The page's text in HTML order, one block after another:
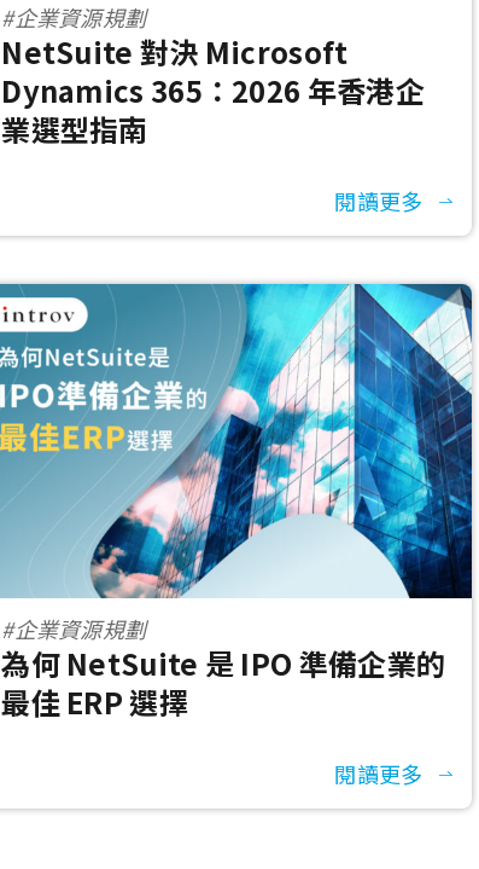
#企業資源規劃
NetSuite 對決 Microsoft
Dynamics 365：2026 年香港企
業選型指南
閱讀更多
#企業資源規劃
為何 NetSuite 是 IPO 準備企業的
最佳 ERP 選擇
閱讀更多